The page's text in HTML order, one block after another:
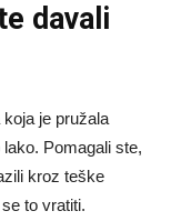
davali
je pružala
Pomagali ste,
kroz teške
to vratiti.